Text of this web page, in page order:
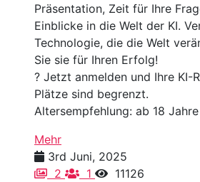
Präsentation, Zeit für Ihre
Einblicke in die Welt der KI.
Technologie, die die Welt
Sie sie für Ihren Erfolg!
? Jetzt anmelden und Ihre KI-
Plätze sind begrenzt.
Altersempfehlung: ab 18 Jahre
Mehr
3rd Juni, 2025
2
1 11126